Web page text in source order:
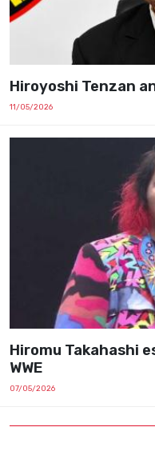
Hiroyoshi Tenzan
11/05/2026
Hiromu Takahashi
WWE
07/05/2026